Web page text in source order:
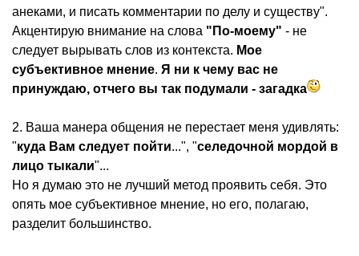
анеками, и писать комментарии по делу и существу".
Акцентирую внимание на слова "По-моему" - не
следует вырывать слов из контекста. Мое
субъективное мнение. Я ни к чему вас не
принуждаю, отчего вы так подумали - загадка
2. Ваша манера общения не перестает меня удивлять:
"куда Вам следует пойти...", "селедочной мордой в
лицо тыкали"...
Но я думаю это не лучший метод проявить себя. Это
опять мое субъективное мнение, но его, полагаю,
разделит большинство.